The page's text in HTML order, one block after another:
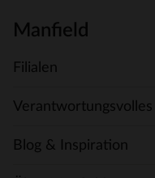
Manfield
Filialen
Blog & Inspiration